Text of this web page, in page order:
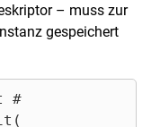
– muss zur
gespeichert
#